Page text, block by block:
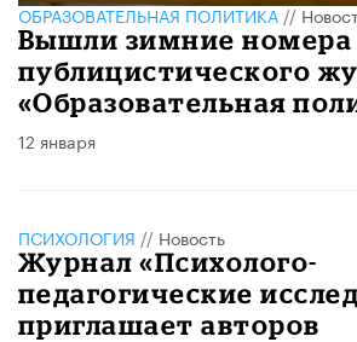
ОБРАЗОВАТЕЛЬНАЯ ПОЛИТИКА//
Вышли зимние номера
публицистического
«Образовательная
12 января
ПСИХОЛОГИЯ // Новость
Журнал «Психолого-
педагогические
приглашает авторов